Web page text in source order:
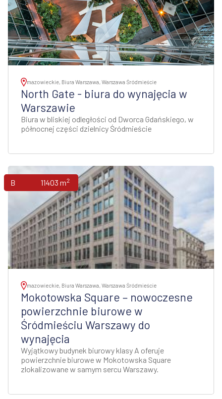
mazowieckie, Biura Warszawa, Warszawa Śródmieście
North Gate - biura do wynajęcia w
Warszawie
Biura w bliskiej odległości od Dworca Gdańskiego, w
północnej części dzielnicy Śródmieście
Biura 11403 m2
mazowieckie, Biura Warszawa, Warszawa Śródmieście
Mokotowska Square – nowoczesne
powierzchnie biurowe w
Śródmieściu Warszawy do
wynajęcia
Wyjątkowy budynek biurowy klasy A oferuje
powierzchnie biurowe w Mokotowska Square
zlokalizowane w samym sercu Warszawy.